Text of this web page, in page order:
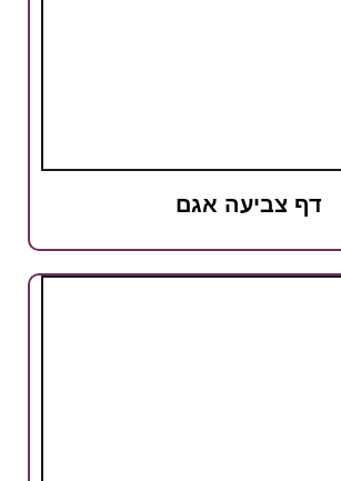
דף צביעה אגם